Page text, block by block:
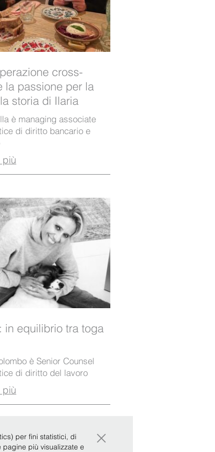
cross-
la passione per la
storia di Ilaria
è managing associate
di diritto bancario e
in equilibrio tra toga
è Senior Counsel
di diritto del lavoro
per fini statistici, di
più visualizzate e
×